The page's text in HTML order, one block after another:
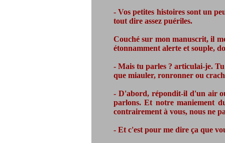
- Vos petites histoires sont un
tout dire assez puériles.
Couché sur mon manuscrit, il
étonnamment alerte et souple,
- Mais tu parles ? articulai-je. Tu
que miauler, ronronner ou
- D'abord, répondit-il d'un air
parlons. Et notre maniement
contrairement à vous, nous ne
- Et c'est pour me dire ça que